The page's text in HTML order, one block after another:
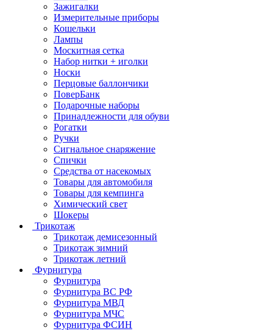
Зажигалки
Измерительные приборы
Кошельки
Лампы
Москитная сетка
Набор нитки + иголки
Носки
Перцовые баллончики
ПоверБанк
Подарочные наборы
Принадлежности для обуви
Рогатки
Ручки
Сигнальное снаряжение
Спички
Средства от насекомых
Товары для автомобиля
Товары для кемпинга
Химический свет
Шокеры
Трикотаж
Трикотаж демисезонный
Трикотаж зимний
Трикотаж летний
Фурнитура
Фурнитура
Фурнитура ВС РФ
Фурнитура МВД
Фурнитура МЧС
Фурнитура ФСИН